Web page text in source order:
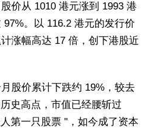
价从 1010 港元涨到 1993 港
。以 116.2 港元的发行价
涨幅高达 17 倍，创下港股近
股价累计下跌约 19%，较去
史高点，市值已经腰斩过
第一只股票 "，如今成了资本